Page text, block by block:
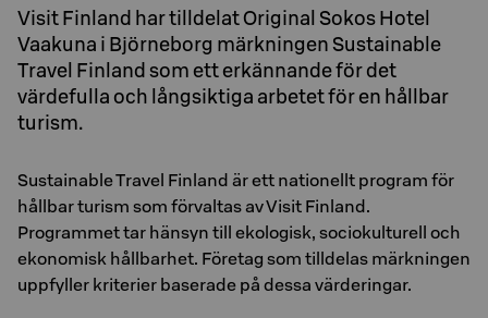
Visit Finland har tilldelat Original Sokos Hotel
Vaakuna i Björneborg märkningen Sustainable
Travel Finland som ett erkännande för det
värdefulla och långsiktiga arbetet för en hållbar
turism.
Sustainable Travel Finland är ett nationellt program för
hållbar turism som förvaltas av Visit Finland.
Programmet tar hänsyn till ekologisk, sociokulturell och
ekonomisk hållbarhet. Företag som tilldelas märkningen
uppfyller kriterier baserade på dessa värderingar.